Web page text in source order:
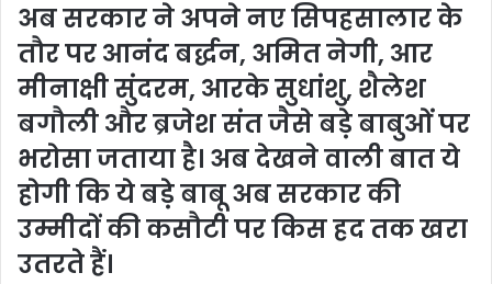
अब सरकार ने अपने नए सिपहसालार के
तौर पर आनंद बर्द्धन, अमित नेगी, आर
मीनाक्षी सुंदरम, आरके सुधांशु, शैलेश
बगौली और ब्रजेश संत जैसे बड़े बाबुओं पर
भरोसा जताया है। अब देखने वाली बात ये
होगी कि ये बड़े बाबू अब सरकार की
उम्मीदों की कसौटी पर किस हद तक खरा
उतरते हैं।